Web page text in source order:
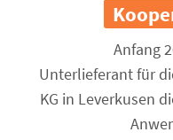
Anfang
Unterlieferant für
KG in Leverkusen